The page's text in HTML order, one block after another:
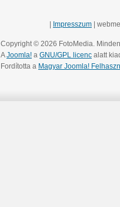
Impresszum |
Copyright © 2026 FotoMedia.
AJoomla! a GNU/GPL licenc alatt
Fordította a Magyar Joomla!